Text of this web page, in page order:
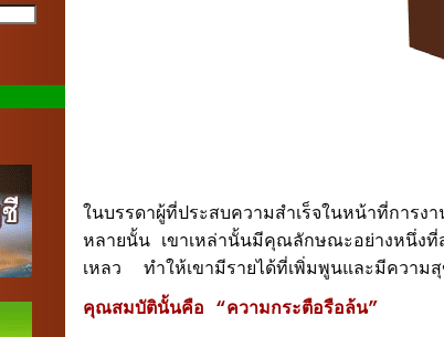
ในบรรดาผู้ที่ประสบความสำเร็จในหน้าที่การง
หลายนั้น เขาเหล่านั้นมีคุณลักษณะอย่างหนึ่ง
เหลว ทำให้เขามีรายได้ที่เพิ่มพูนและมีความ
คุณสมบัตินั้นคือ “ความกระตือรือล้น”